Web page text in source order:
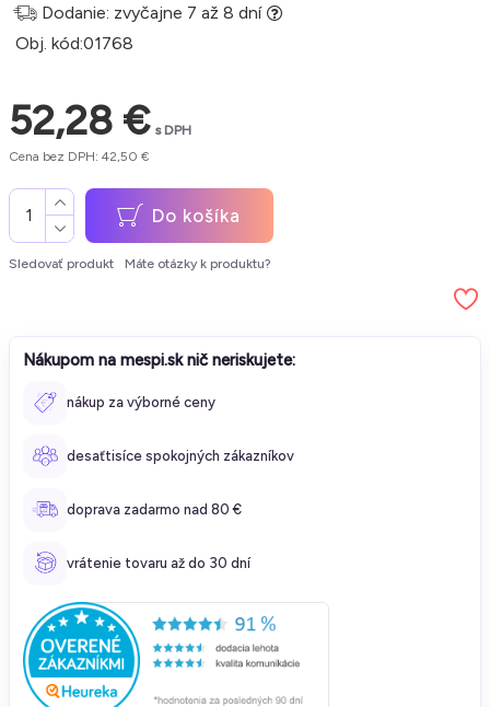
52,28 € s DPH
Cena bez DPH: 42,50 €
Dodanie: zvyčajne 7 až 8 dní
Obj. kód:01768
Do košíka
Sledovať produkt Máte otázky k produktu?
Nákupom na mespi.sk nič neriskujete:
nákup za výborné ceny
desaťtisíce spokojných zákazníkov
doprava zadarmo nad 80 €
vrátenie tovaru až do 30 dní